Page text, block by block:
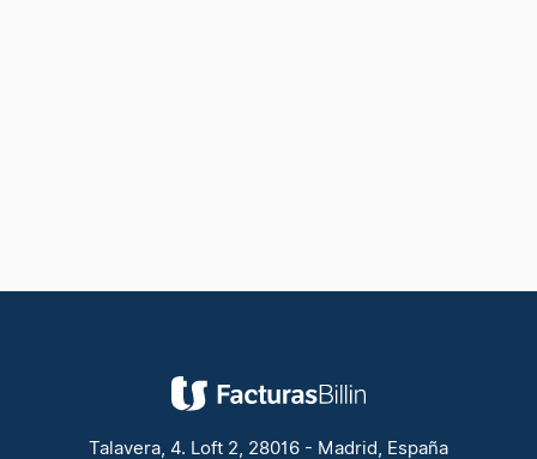
Talavera, 4. Loft 2, 28016 - Madrid, España